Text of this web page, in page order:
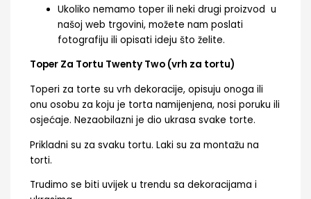
Ukoliko nemamo toper ili neki drugi proizvod u
našoj web trgovini, možete nam poslati
fotografiju ili opisati ideju što želite.
Toper Za Tortu Twenty Two (vrh za tortu)
Toperi za torte su vrh dekoracije, opisuju onoga ili
onu osobu za koju je torta namijenjena, nosi poruku ili
osjećaje. Nezaobilazni je dio ukrasa svake torte.
Prikladni su za svaku tortu. Laki su za montažu na
torti.
Trudimo se biti uvijek u trendu sa dekoracijama i